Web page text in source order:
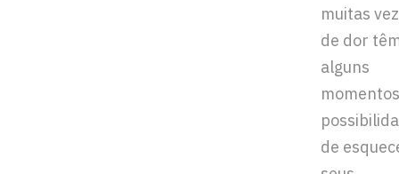
muitas
de dor
alguns
de